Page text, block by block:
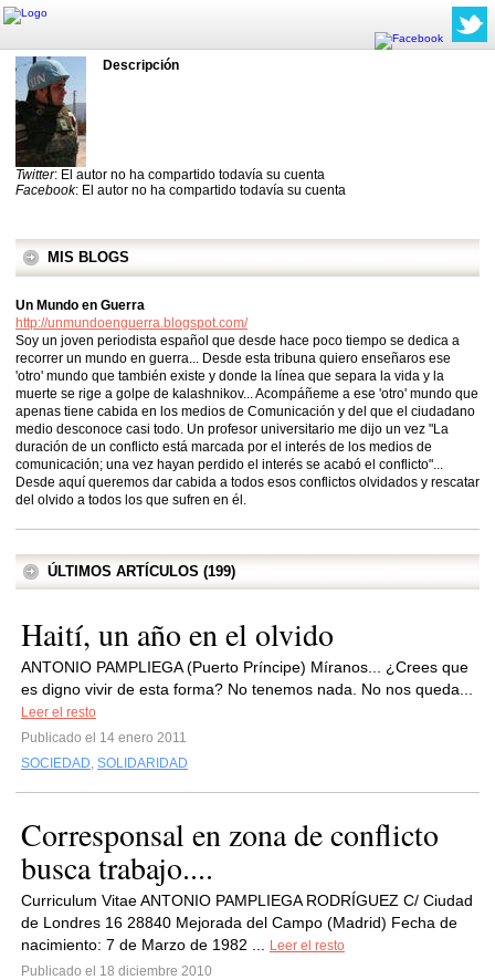
Descripción
Twitter: El autor no ha compartido todavía su cuenta
Facebook: El autor no ha compartido todavía su cuenta
MIS BLOGS
Un Mundo en Guerra
http://unmundoenguerra.blogspot.com/
Soy un joven periodista español que desde hace poco tiempo se dedica a
recorrer un mundo en guerra... Desde esta tribuna quiero enseñaros ese
'otro' mundo que también existe y donde la línea que separa la vida y la
muerte se rige a golpe de kalashnikov... Acompáñeme a ese 'otro' mundo que
apenas tiene cabida en los medios de Comunicación y del que el ciudadano
medio desconoce casi todo. Un profesor universitario me dijo un vez "La
duración de un conflicto está marcada por el interés de los medios de
comunicación; una vez hayan perdido el interés se acabó el conflicto"...
Desde aquí queremos dar cabida a todos esos conflictos olvidados y rescatar
del olvido a todos los que sufren en él.
ÚLTIMOS ARTÍCULOS (199)
Haití, un año en el olvido
ANTONIO PAMPLIEGA (Puerto Príncipe) Míranos... ¿Crees que
es digno vivir de esta forma? No tenemos nada. No nos queda...
Leer el resto
Publicado el 14 enero 2011
SOCIEDAD, SOLIDARIDAD
Corresponsal en zona de conflicto
busca trabajo....
Curriculum Vitae ANTONIO PAMPLIEGA RODRÍGUEZ C/ Ciudad
de Londres 16 28840 Mejorada del Campo (Madrid) Fecha de
nacimiento: 7 de Marzo de 1982 ...
Leer el resto
Publicado el 18 diciembre 2010